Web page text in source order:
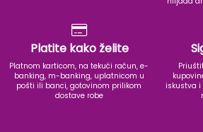
Platite kako želite
Platnom karticom, na tekući račun, e-
banking, m-banking, uplatnicom u
pošti ili banci, gotovinom prilikom
dostave robe
iskustva